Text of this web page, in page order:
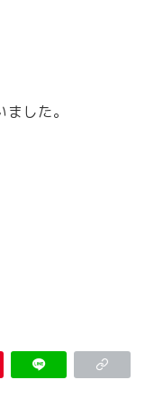
した。